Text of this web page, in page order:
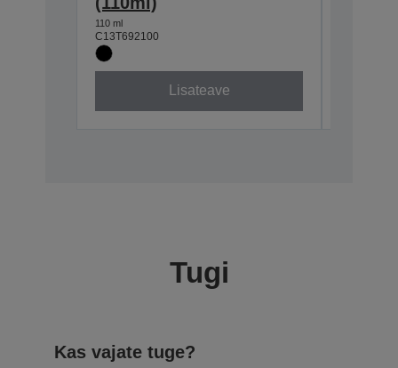
110 ml
C13T692100
Lisateave
Tugi
Kas vajate tuge?